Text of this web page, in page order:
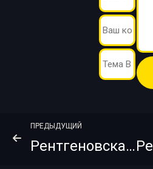
ПРЕДЫДУЩИЙ
Рентгеновская пленка KODAK (Carestream) Industrex AA400 Pb Cp 10х48